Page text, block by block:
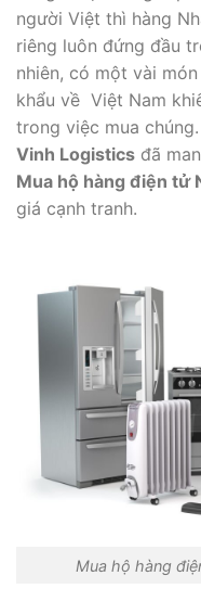
người Việt thì hàng
riêng luôn đứng đầu
nhiên, có một vài
khẩu về Việt Nam
trong việc mua
Vinh Logistics đã
Mua hộ hàng điện tử
giá cạnh tranh.
Mua hộ hàng